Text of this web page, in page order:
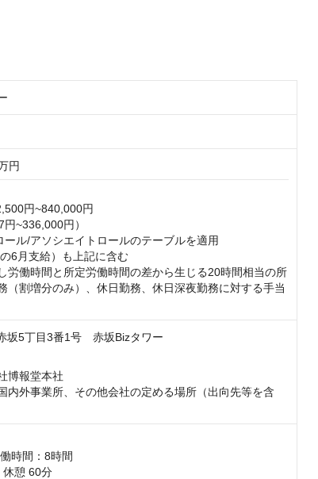
円
円~840,000円
円~336,000円）
ール/アソシエイトロールのテーブルを適用
6月支給）も上記に含む
働時間と所定労働時間の差から生じる20時間相当の所
（割増分のみ）、休日勤務、休日深夜勤務に対する手当
坂5丁目3番1号 赤坂Bizタワー
博報堂本社
内外事業所、その他会社の定める場所（出向先等を含
時間：8時間
休憩 60分